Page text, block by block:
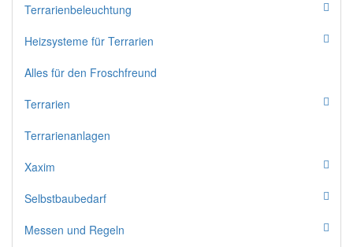
Terrarienbeleuchtung
Heizsysteme für Terrarien
Alles für den Froschfreund
Terrarien
Terrarienanlagen
Xaxim
Selbstbaubedarf
Messen und Regeln